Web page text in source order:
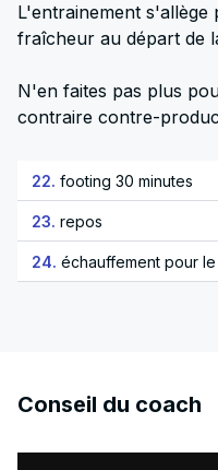
L'entrainement
fraîcheur au départ de
N'en faites pas plus
contraire contre-
22. footing 30 minutes
23. repos
24. échauffement pour
Conseil du coach